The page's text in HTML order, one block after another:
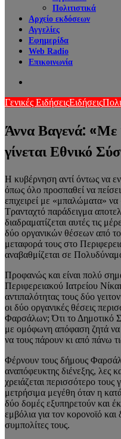
Πολιτιστικά
Αρχείο εκδόσεων
Αγγελίες
Εφημερίδα
Web Radio
Επικοινωνία
Γενικές ΕιδήσειςΕιδήσεις
Άννα Βαγενά:
γίνεται Εθνικό
Η κυβέρνηση αντί όντως να
όπως όλο προσπαθεί να
επιχειρεί με «μπαλώματα»
Τρανταχτό παράδειγμα
διαδραματίζεται αυτές τις
δύο οργανικών θέσεων από
μεταφορά τους στο
αναβαθμίζεται σε
Προφανώς και είναι πολύ
Περιφερειακού Ιατρείου
αντιπαλότητας τους δύο
οι δύο οργανικές θέσεις
Φαρσάλων; Ότι το Δημοτικό
με ομόφωνη απόφαση ζητά να
να τους πάρουν κι από πάνω
Φέρνουν τους δήμους
αναπόφευκτης διένεξης, λες
χρειάζεται περισσότερο τους
μετρήσιμα μεγέθη όταν η
δύο δομές εξυπηρετούν και
εμβόλια για τον κορονοϊό και
συμπολίτες τους.